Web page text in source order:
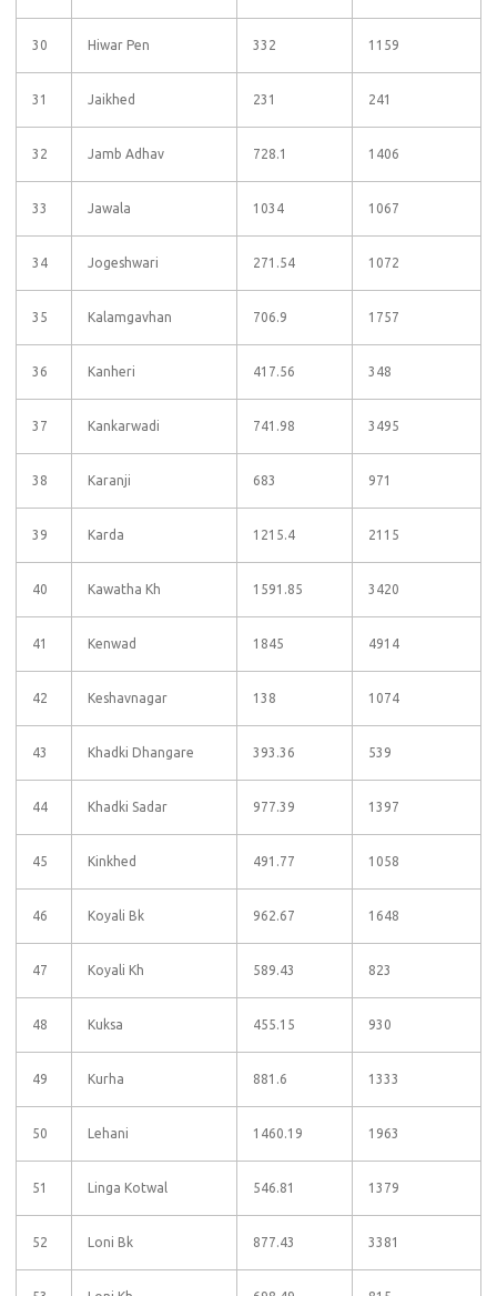
30 Hiwar Pen 332 1159
31 Jaikhed 231 241
32 Jamb Adhav 728.1 1406
33 Jawala 1034 1067
34 Jogeshwari 271.54 1072
35 Kalamgavhan 706.9 1757
36 Kanheri 417.56 348
37 Kankarwadi 741.98 3495
38 Karanji 683 971
39 Karda 1215.4 2115
40 Kawatha Kh 1591.85 3420
41 Kenwad 1845 4914
42 Keshavnagar 138 1074
43 Khadki Dhangare 393.36 539
44 Khadki Sadar 977.39 1397
45 Kinkhed 491.77 1058
46 Koyali Bk 962.67 1648
47 Koyali Kh 589.43 823
48 Kuksa 455.15 930
49 Kurha 881.6 1333
50 Lehani 1460.19 1963
51 Linga Kotwal 546.81 1379
52 Loni Bk 877.43 3381